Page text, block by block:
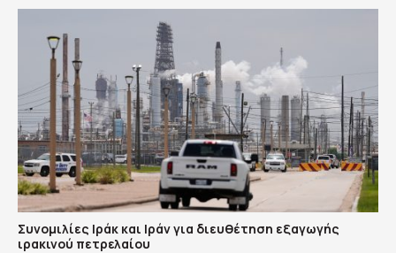
Συνομιλίες Ιράκ και Ιράν για διευθέτηση εξαγωγής
ιρακινού πετρελαίου